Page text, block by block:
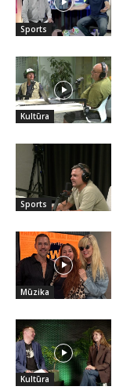
Sports
Kultūra
Sports
Mūzika
Kultūra